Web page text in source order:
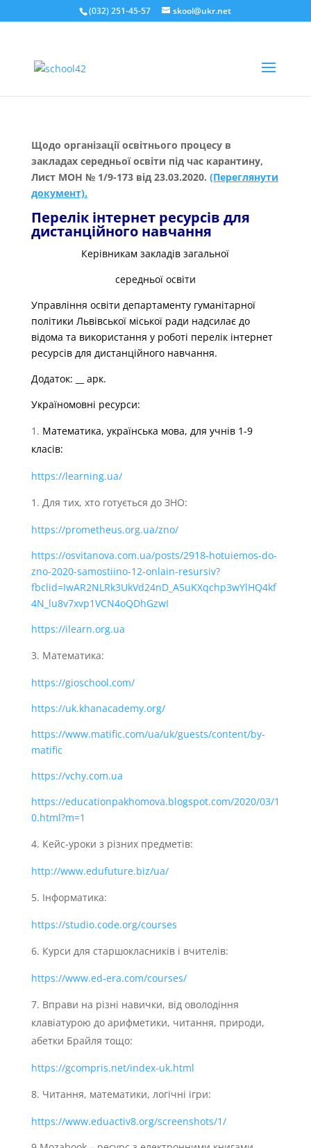
(032) 251-45-57 skool@ukr.net
Щодо організації освітнього процесу в
закладах середньої освіти під час карантину,
Лист МОН № 1/9-173 від 23.03.2020. (Переглянути
документ).
Перелік інтернет ресурсів для
дистанційного навчання
Керівникам закладів загальної
середньої освіти
Управління освіти департаменту гуманітарної
політики Львівської міської ради надсилає до
відома та використання у роботі перелік інтернет
ресурсів для дистанційного навчання.
Додаток: __ арк.
Україномовні ресурси:
Математика, українська мова, для учнів 1-9
класів:
https://learning.ua/
Для тих, хто готується до ЗНО:
https://prometheus.org.ua/zno/
https://osvitanova.com.ua/posts/2918-hotuiemos-do-
zno-2020-samostiino-12-onlain-resursiv?
fbclid=IwAR2NLRk3UkVd24nD_A5uKXqchp3wYlHQ4kf
4N_lu8v7xvp1VCN4oQDhGzwI
https://ilearn.org.ua
Математика:
https://gioschool.com/
https://uk.khanacademy.org/
https://www.matific.com/ua/uk/guests/content/by-
matific
https://vchy.com.ua
https://educationpakhomova.blogspot.com/2020/03/1
0.html?m=1
Кейс-уроки з різних предметів:
http://www.edufuture.biz/ua/
Інформатика:
https://studio.code.org/courses
Курси для старшокласників і вчителів:
https://www.ed-era.com/courses/
Вправи на різні навички, від оволодіння
клавіатурою до арифметики, читання, природи,
абетки Брайля тощо:
https://gcompris.net/index-uk.html
Читання, математики, логічні ігри:
https://www.eduactiv8.org/screenshots/1/